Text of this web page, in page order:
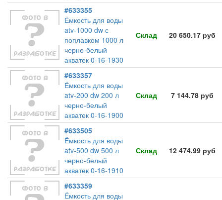
#633355
Ёмкость для воды
atv-1000 dw с
поплавком 1000 л
черно-белый
акватек 0-16-1930
Склад 20 650.17 руб
#633357
Ёмкость для воды
atv-200 dw 200 л
черно-белый
акватек 0-16-1900
Склад 7 144.78 руб
#633505
Ёмкость для воды
atv-500 dw 500 л
черно-белый
акватек 0-16-1910
Склад 12 474.99 руб
#633359
Ёмкость для воды